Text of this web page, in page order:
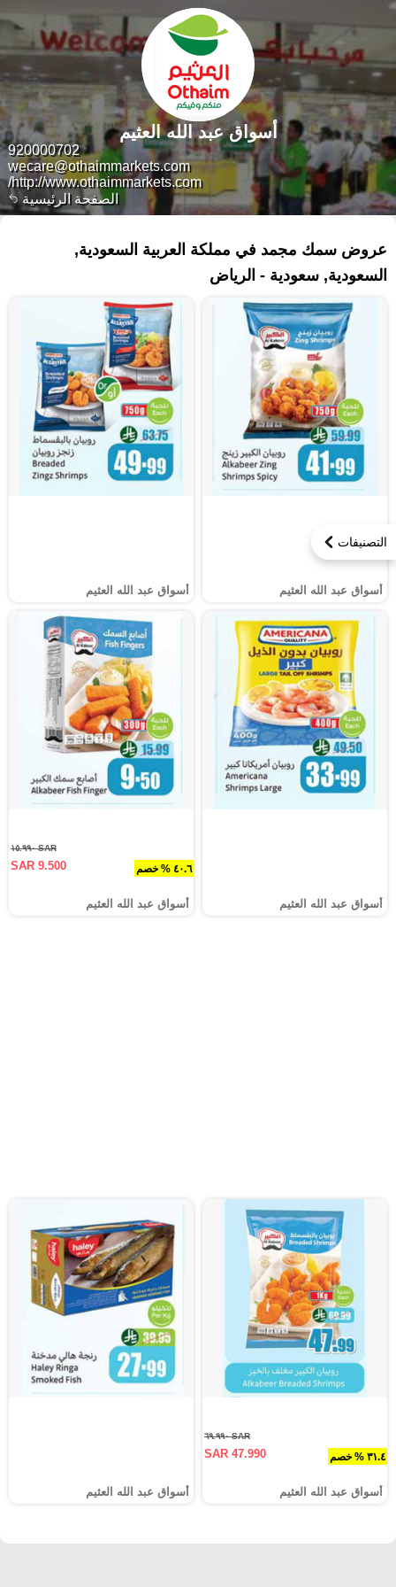
الصفحة الرئيسية
920000702
wecare@othaimmarkets.com
http://www.othaimmarkets.com/
أسواق عبد الله العثيم
التصنيفات
عروض سمك مجمد في مملكة العربية السعودية,
السعودية, سعودية - الرياض
أسواق عبد الله العثيم أسواق عبد الله العثيم
أسواق عبد الله العثيم
٤٠.٦ % خصم
SAR ١٥.٩٩٠
SAR 9.500
أسواق عبد الله العثيم
٣١.٤ % خصم
SAR ٦٩.٩٩٠
SAR 47.990
أسواق عبد الله العثيم أسواق عبد الله العثيم